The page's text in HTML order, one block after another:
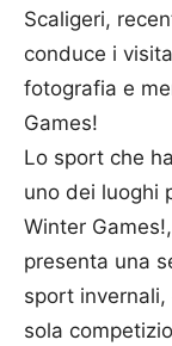
Scaligeri,
conduce i
fotografia e
Games!
Lo sport che
uno dei luoghi
Winter
presenta una
sport
sola